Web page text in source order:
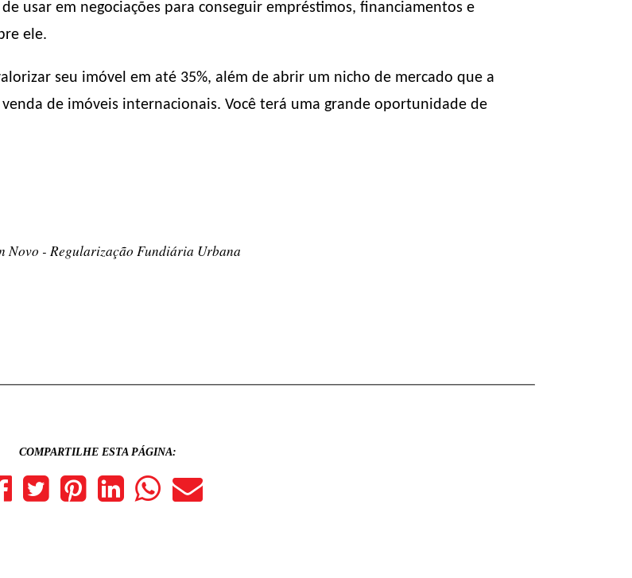
usar em negociações para conseguir empréstimos, financiamentos e
ele.
seu imóvel em até 35%, além de abrir um nicho de mercado que a
de imóveis internacionais. Você terá uma grande oportunidade de
Novo - Regularização Fundiária Urbana
COMPARTILHE ESTA PÁGINA: